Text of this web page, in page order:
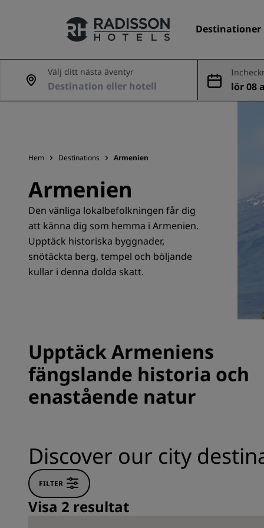
Destinationer
Våra märken
Välj ditt nästa äventyr
ing
lör 08
ug
Hem Destinations Armenien
Armenien
Den vänliga lokalbefolkningen får dig
att känna dig som hemma i Armenien.
Upptäck historiska byggnader,
snötäckta berg, tempel och böljande
kullar i denna dolda skatt.
Upptäck Armeniens
fängslande historia och
enastående natur
Discover our city
FILTER
Visa 2 resultat